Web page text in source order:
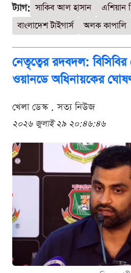
ট্যাগ: সাকিব আল হাসান
এশিয়ান
বাংলাদেশ টাইগার্স
অলক কাপালি
নেতৃত্বের রদবদল:
ওয়ানডে অধিনায়কের
খেলা ডেস্ক . সত্য নিউজ
২০২৬ জুলাই ২৯ ২০:৪৬:৪৬